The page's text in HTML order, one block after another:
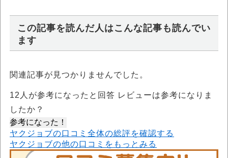
この記事を読んだ人はこんな記事も読んでい
ます
関連記事が見つかりませんでした。
12 人が参考になったと回答 レビューは参考になりま
したか？
参考になった！
ヤクジョブの口コミ全体の総評を確認する
ヤクジョブの他の口コミをもっとみる